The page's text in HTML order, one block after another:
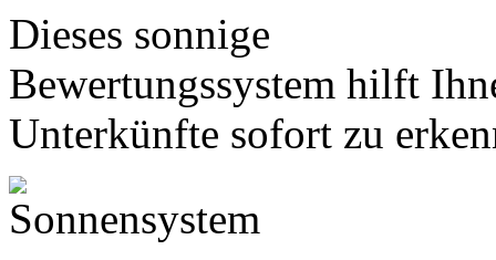
Dieses sonnige
Bewertungssystem hilft
Unterkünfte sofort zu